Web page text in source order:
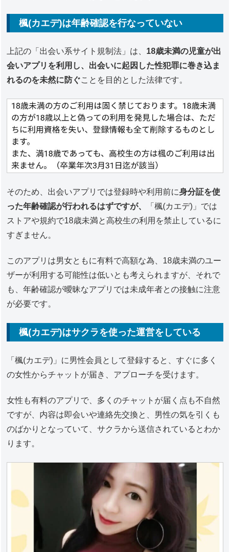
楓(カエデ)は年齢確認を行なっていない
上記の「出会い系サイト規制法」は、 18歳未満の児童が出
会いアプリを利用し、出会いに起因した性犯罪に巻き込ま
れるのを未然に防ぐことを目的とした法律です。
そのため、出会いアプリでは登録時や利用前に身分証を使
った年齢確認が行われるはずですが、
「楓(カエデ)」では
ストアや規約で18歳未満と高校生の利用を禁止しているに
すぎません。
このアプリは男女ともに有料で高額な為、18歳未満のユー
ザーが利用する可能性は低いとも考えられますが、それで
も、年齢確認が曖昧なアプリでは未成年者との接触に注意
が必要です。
楓(カエデ)はサクラを使った運営をしている
「楓(カエデ)」に男性会員として登録すると、すぐに多く
の女性からチャットが届き、アプローチを受けます。
女性も有料のアプリで、多くのチャットが届く点も不自然
ですが、内容は即会いや連絡先交換と、男性の気を引くも
のばかりとなっていて、サクラから送信されているとわか
ります。